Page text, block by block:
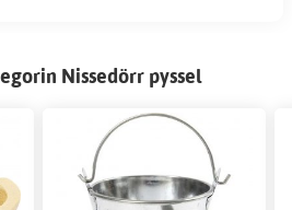
Nissedörr pyssel